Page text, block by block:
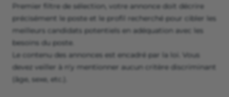
Premier filtre de sélection, votre annonce doit décrire
précisément le poste et le profil recherché pour cibler les
meilleurs candidats potentiels en adéquation avec les
besoins du poste.
Le contenu des annonces est encadré par la loi. Vous
devez veiller à n'y mentionner aucun critère discriminant
(âge, sexe, etc.).